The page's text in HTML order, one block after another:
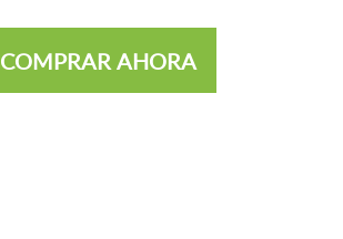
COMPRAR AHORA